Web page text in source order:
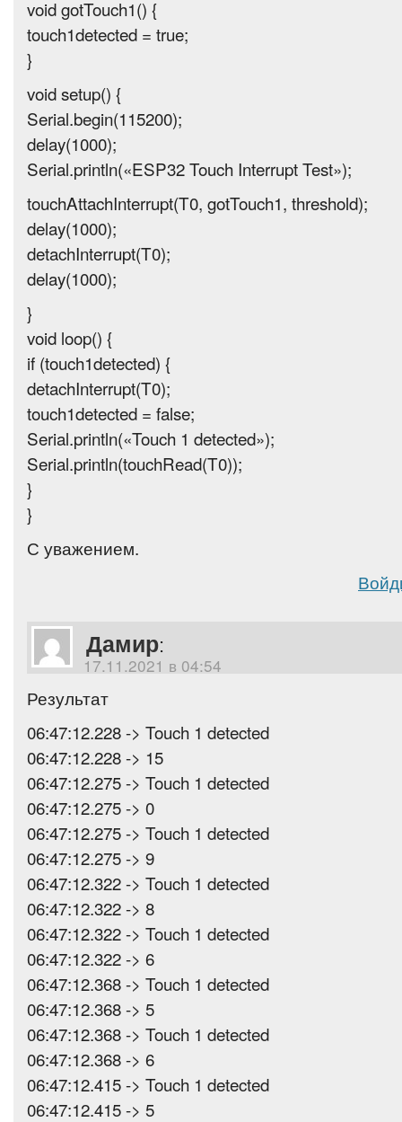
void gotTouch1() {
touch1detected = true;
}
void setup() {
Serial.begin(115200);
delay(1000);
Serial.println(«ESP32 Touch Interrupt Test»);
touchAttachInterrupt(T0, gotTouch1, threshold);
delay(1000);
detachInterrupt(T0);
delay(1000);
}
void loop() {
if (touch1detected) {
detachInterrupt(T0);
touch1detected = false;
Serial.println(«Touch 1 detected»);
Serial.println(touchRead(T0));
}
}
С уважением.
Дамир:
17.11.2021 в 04:54
Результат
06:47:12.228 -> Touch 1 detected
06:47:12.228 -> 15
06:47:12.275 -> Touch 1 detected
06:47:12.275 -> 0
06:47:12.275 -> Touch 1 detected
06:47:12.275 -> 9
06:47:12.322 -> Touch 1 detected
06:47:12.322 -> 8
06:47:12.322 -> Touch 1 detected
06:47:12.322 -> 6
06:47:12.368 -> Touch 1 detected
06:47:12.368 -> 5
06:47:12.368 -> Touch 1 detected
06:47:12.368 -> 6
06:47:12.415 -> Touch 1 detected
06:47:12.415 -> 5